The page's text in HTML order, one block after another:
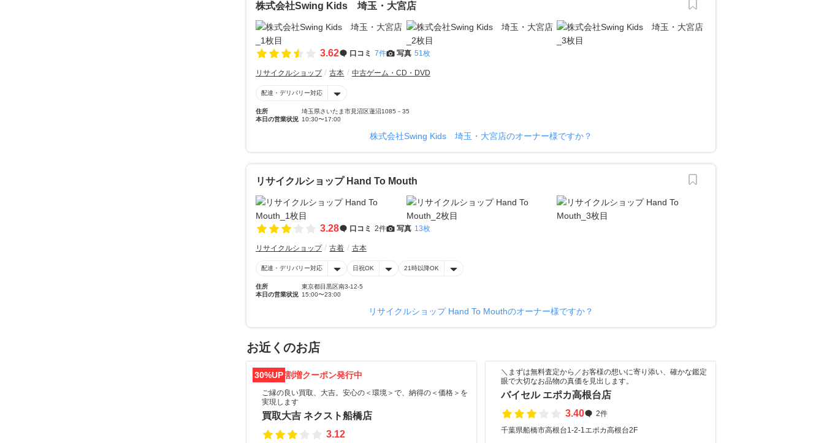
株式会社Swing Kids 埼玉・大宮店
3.62 口コミ 7件 写真 51枚
リサイクルショップ 古本 中古ゲーム・CD・DVD
配達・デリバリー対応
住所
埼玉県さいたま市見沼区蓮沼1085－35
本日の営業状況 10:30〜17:00
株式会社Swing Kids 埼玉・大宮店のオーナー様ですか？
リサイクルショップ Hand To Mouth
3.28 口コミ 2件 写真 13枚
リサイクルショップ 古着 古本
配達・デリバリー対応 日祝OK 21時以降OK
住所
東京都目黒区南3-12-5
本日の営業状況 15:00〜23:00
リサイクルショップ Hand To Mouthのオーナー様ですか？
お近くのお店
30%UP割増クーポン発行中
ご縁の良い買取、大吉。安心の＜環境＞で、納得の＜価格＞を
実現します
買取大吉 ネクスト船橋店
3.12
＼まずは無料査定から／お客様の想いに寄り添い、確かな鑑定
眼で大切なお品物の真価を見出します。
バイセル エポカ高根台店
3.40
2件
千葉県船橋市高根台1-2-1エポカ高根台2F